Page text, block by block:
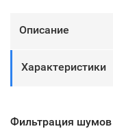
Описание
Характеристики
Фильтрация шумов